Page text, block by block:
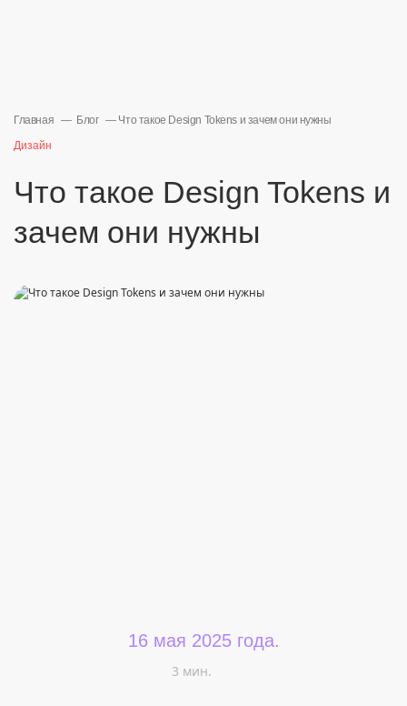
Главная Блог
Что такое Design Tokens и зачем они нужны
Дизайн
Что такое Design Tokens и
зачем они нужны
16 мая 2025 года.
3 мин.